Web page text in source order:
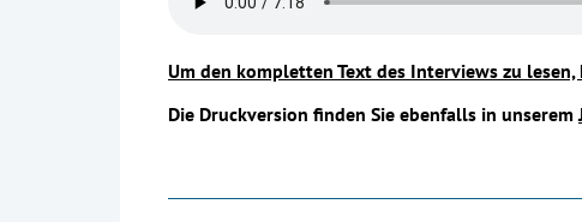
Um den kompletten Text des Interviews zu
Die Druckversion finden Sie ebenfalls in unserem